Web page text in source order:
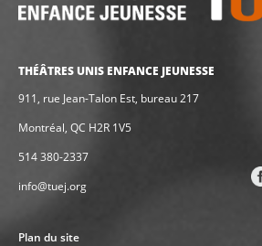
THÉÂTRES UNIS ENFANCE JEUNESSE
911, rue Jean-Talon Est, bureau 217
Montréal, QC H2R 1V5
514 380-2337
info@tuej.org
Plan du site